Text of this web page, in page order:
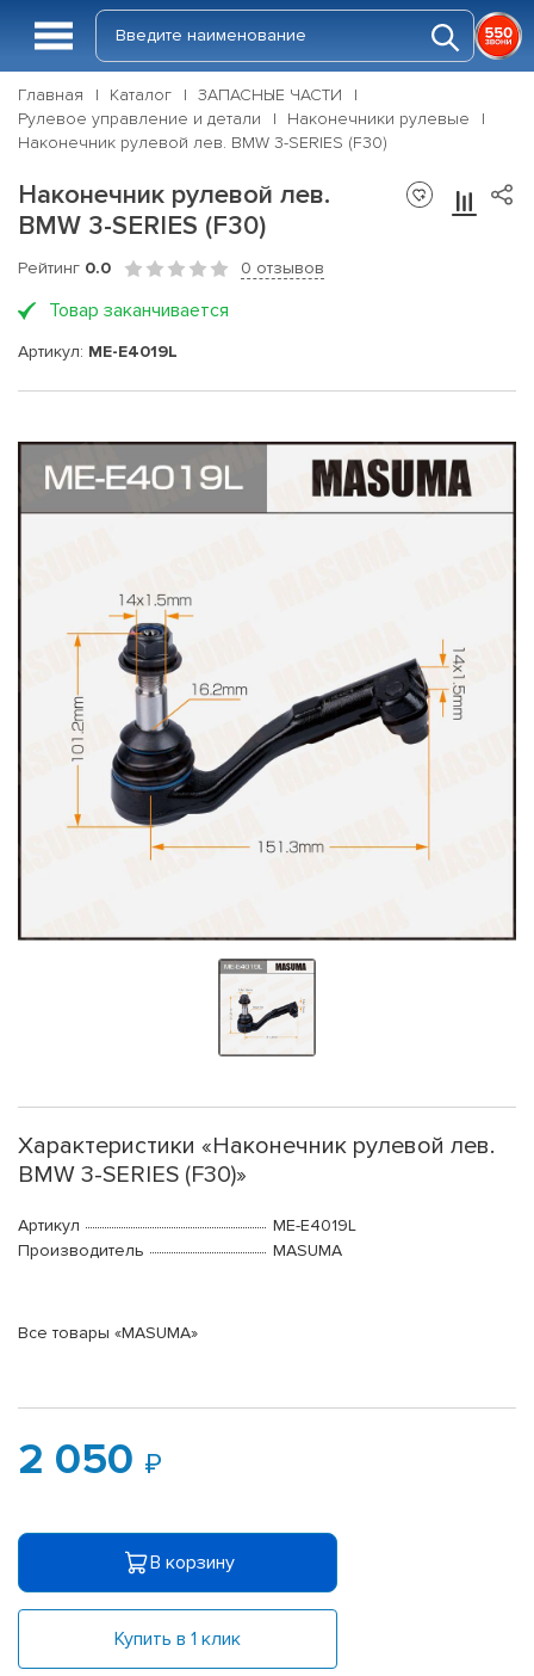
Главная Каталог
ЗАПАСНЫЕ ЧАСТИ
Рулевое управление и детали
Наконечники рулевые
Наконечник рулевой лев. BMW 3-SERIES (F30)
Наконечник рулевой лев.
BMW 3-SERIES (F30)
Рейтинг 0.0 0 отзывов
Товар заканчивается
Артикул: ME-E4019L
Характеристики «Наконечник рулевой лев.
BMW 3-SERIES (F30)»
Артикул
ME-E4019L
Производитель
MASUMA
Все товары «MASUMA»
2 050
В корзину
Купить в 1 клик